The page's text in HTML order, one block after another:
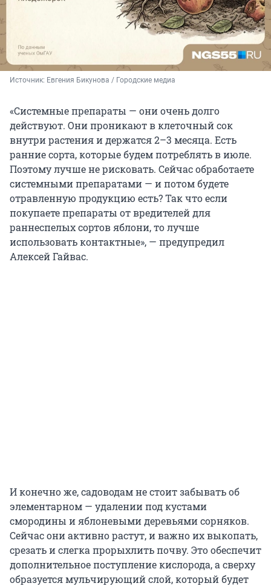
Источник: Евгения Бикунова / Городские медиа
«Системные препараты — они очень долго
действуют. Они проникают в клеточный сок
внутри растения и держатся 2–3 месяца. Есть
ранние сорта, которые будем потреблять в июле.
Поэтому лучше не рисковать. Сейчас обработаете
системными препаратами — и потом будете
отравленную продукцию есть? Так что если
покупаете препараты от вредителей для
раннеспелых сортов яблони, то лучше
использовать контактные», — предупредил
Алексей Гайвас.
И конечно же, садоводам не стоит забывать об
элементарном — удалении под кустами
смородины и яблоневыми деревьями сорняков.
Сейчас они активно растут, и важно их выкопать,
срезать и слегка прорыхлить почву. Это обеспечит
дополнительное поступление кислорода, а сверху
образуется мульчирующий слой, который будет